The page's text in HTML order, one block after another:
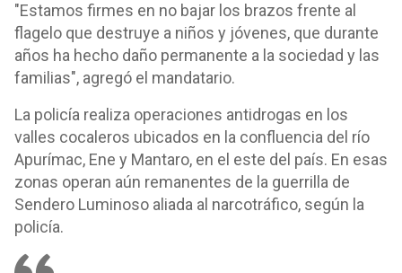
"Estamos firmes en no bajar los brazos frente al
flagelo que destruye a niños y jóvenes, que durante
años ha hecho daño permanente a la sociedad y las
familias", agregó el mandatario.
La policía realiza operaciones antidrogas en los
valles cocaleros ubicados en la confluencia del río
Apurímac, Ene y Mantaro, en el este del país. En esas
zonas operan aún remanentes de la guerrilla de
Sendero Luminoso aliada al narcotráfico, según la
policía.